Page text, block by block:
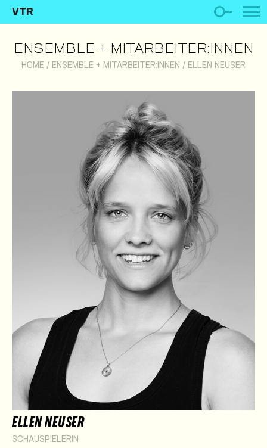
VTR
ENSEMBLE + MITARBEITER:INNEN
HOME / ENSEMBLE + MITARBEITER:INNEN / ELLEN NEUSER
ELLEN NEUSER
SCHAUSPIELERIN